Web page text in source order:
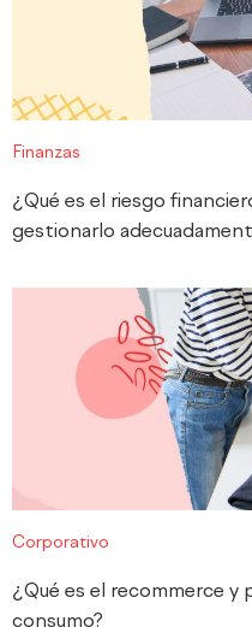
Finanzas
¿Qué es el riesgo
gestionarlo
Corporativo
¿Qué es el recommerce
consumo?